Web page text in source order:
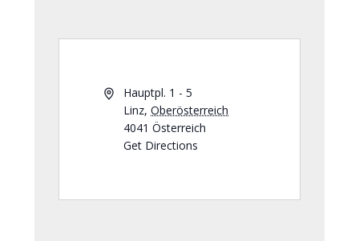
Hauptpl. 1 - 5
Linz, Oberösterreich
4041 Österreich
Get Directions